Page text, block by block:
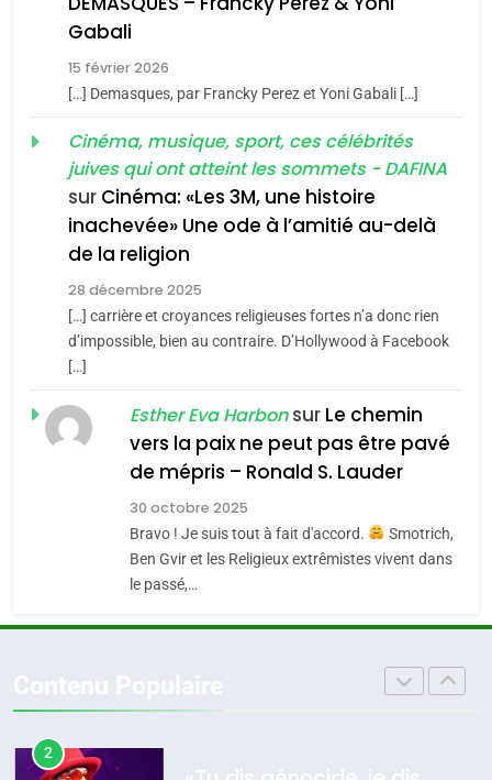
«Tu dis génocide, je dis
guerre»: La nouvelle
chanson de Boy George
ISRAÉL JUDAISME
Accords d’Isaac:
l’alliance pourrait
s’étendre à 13 pays
d’Amérique latine
ISRAÉL JUDAISME
2025, l’année la plus
meurtrière selon le
FIÈRE, DIGNE ET RÉSILIENTE :
Gabali
15 février 2026
[…] Demasques, par Francky Perez et Yoni Gabali […]
Cinéma, musique, sport, ces célébrités
juives qui ont atteint les sommets - DAFINA
sur Cinéma: «Les 3M, une histoire
inachevée» Une ode à l’amitié au-delà
de la religion
28 décembre 2025
[…] carrière et croyances religieuses fortes n’a donc rien
d’impossible, bien au contraire. D’Hollywood à Facebook
[…]
Esther Eva Harbonsur Le chemin
vers la paix ne peut pas être pavé
de mépris – Ronald S. Lauder
30 octobre 2025
Bravo ! Je suis tout à fait d'accord.
Smotrich,
Ben Gvir et les Religieux extrêmistes vivent dans
le passé,…
meurtrière selon le rapport
l’antisémitisme
FIÈRE, DIGNE ET RÉSILIENTE :
POURQUOI JE REVENDIQUE
MA JUDAÏTE par Thérèse
Zrihen-Dvir
ISRAÉL
CE QUI NOUS MANQUE –
JUDAISME
Maroc : Les amandes de
Tafraout, le miel de Tadla
Azilal consacrés produits
du terroir
DAFINA MAROC
Oeil ravageur – Vanessa De
2